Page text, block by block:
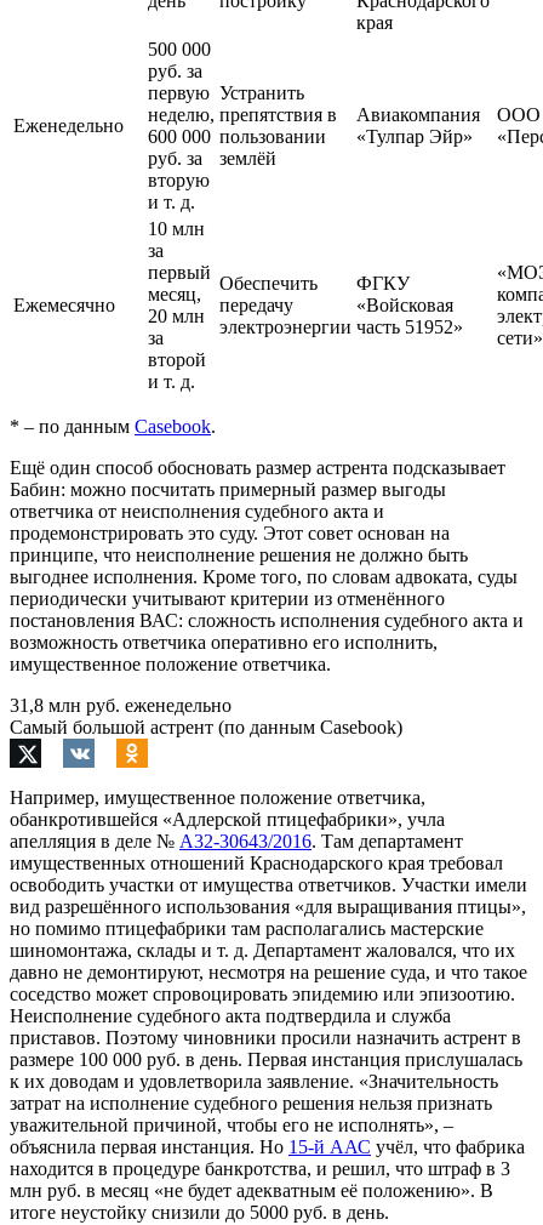
края
Еженедельно
500 000
руб. за
первую
неделю,
600 000
руб. за
вторую
и т. д.
Устранить
препятствия в
пользовании
землёй
Авиакомпания
«Тулпар Эйр»
ООО
Ежемесячно
10 млн
за
первый
месяц,
20 млн
за
второй
и т. д.
Обеспечить
передачу
электроэнергии
ФГКУ
«Войсковая
часть 51952»
сети»
* – по данным Casebook.
Ещё один способ обосновать размер астрента подсказывает
Бабин: можно посчитать примерный размер выгоды
ответчика от неисполнения судебного акта и
продемонстрировать это суду. Этот совет основан на
принципе, что неисполнение решения не должно быть
выгоднее исполнения. Кроме того, по словам адвоката, суды
периодически учитывают критерии из отменённого
постановления ВАС: сложность исполнения судебного акта и
возможность ответчика оперативно его исполнить,
имущественное положение ответчика.
31,8 млн руб. еженедельно
Самый большой астрент (по данным Casebook)
Например, имущественное положение ответчика,
обанкротившейся «Адлерской птицефабрики», учла
апелляция в деле № А32-30643/2016. Там департамент
имущественных отношений Краснодарского края требовал
освободить участки от имущества ответчиков. Участки имели
вид разрешённого использования «для выращивания птицы»,
но помимо птицефабрики там располагались мастерские
шиномонтажа, склады и т. д. Департамент жаловался, что их
давно не демонтируют, несмотря на решение суда, и что такое
соседство может спровоцировать эпидемию или эпизоотию.
Неисполнение судебного акта подтвердила и служба
приставов. Поэтому чиновники просили назначить астрент в
размере 100 000 руб. в день. Первая инстанция прислушалась
к их доводам и удовлетворила заявление. «Значительность
затрат на исполнение судебного решения нельзя признать
уважительной причиной, чтобы его не исполнять», –
объяснила первая инстанция. Но 15-й ААС учёл, что фабрика
находится в процедуре банкротства, и решил, что штраф в 3
млн руб. в месяц «не будет адекватным её положению». В
итоге неустойку снизили до 5000 руб. в день.